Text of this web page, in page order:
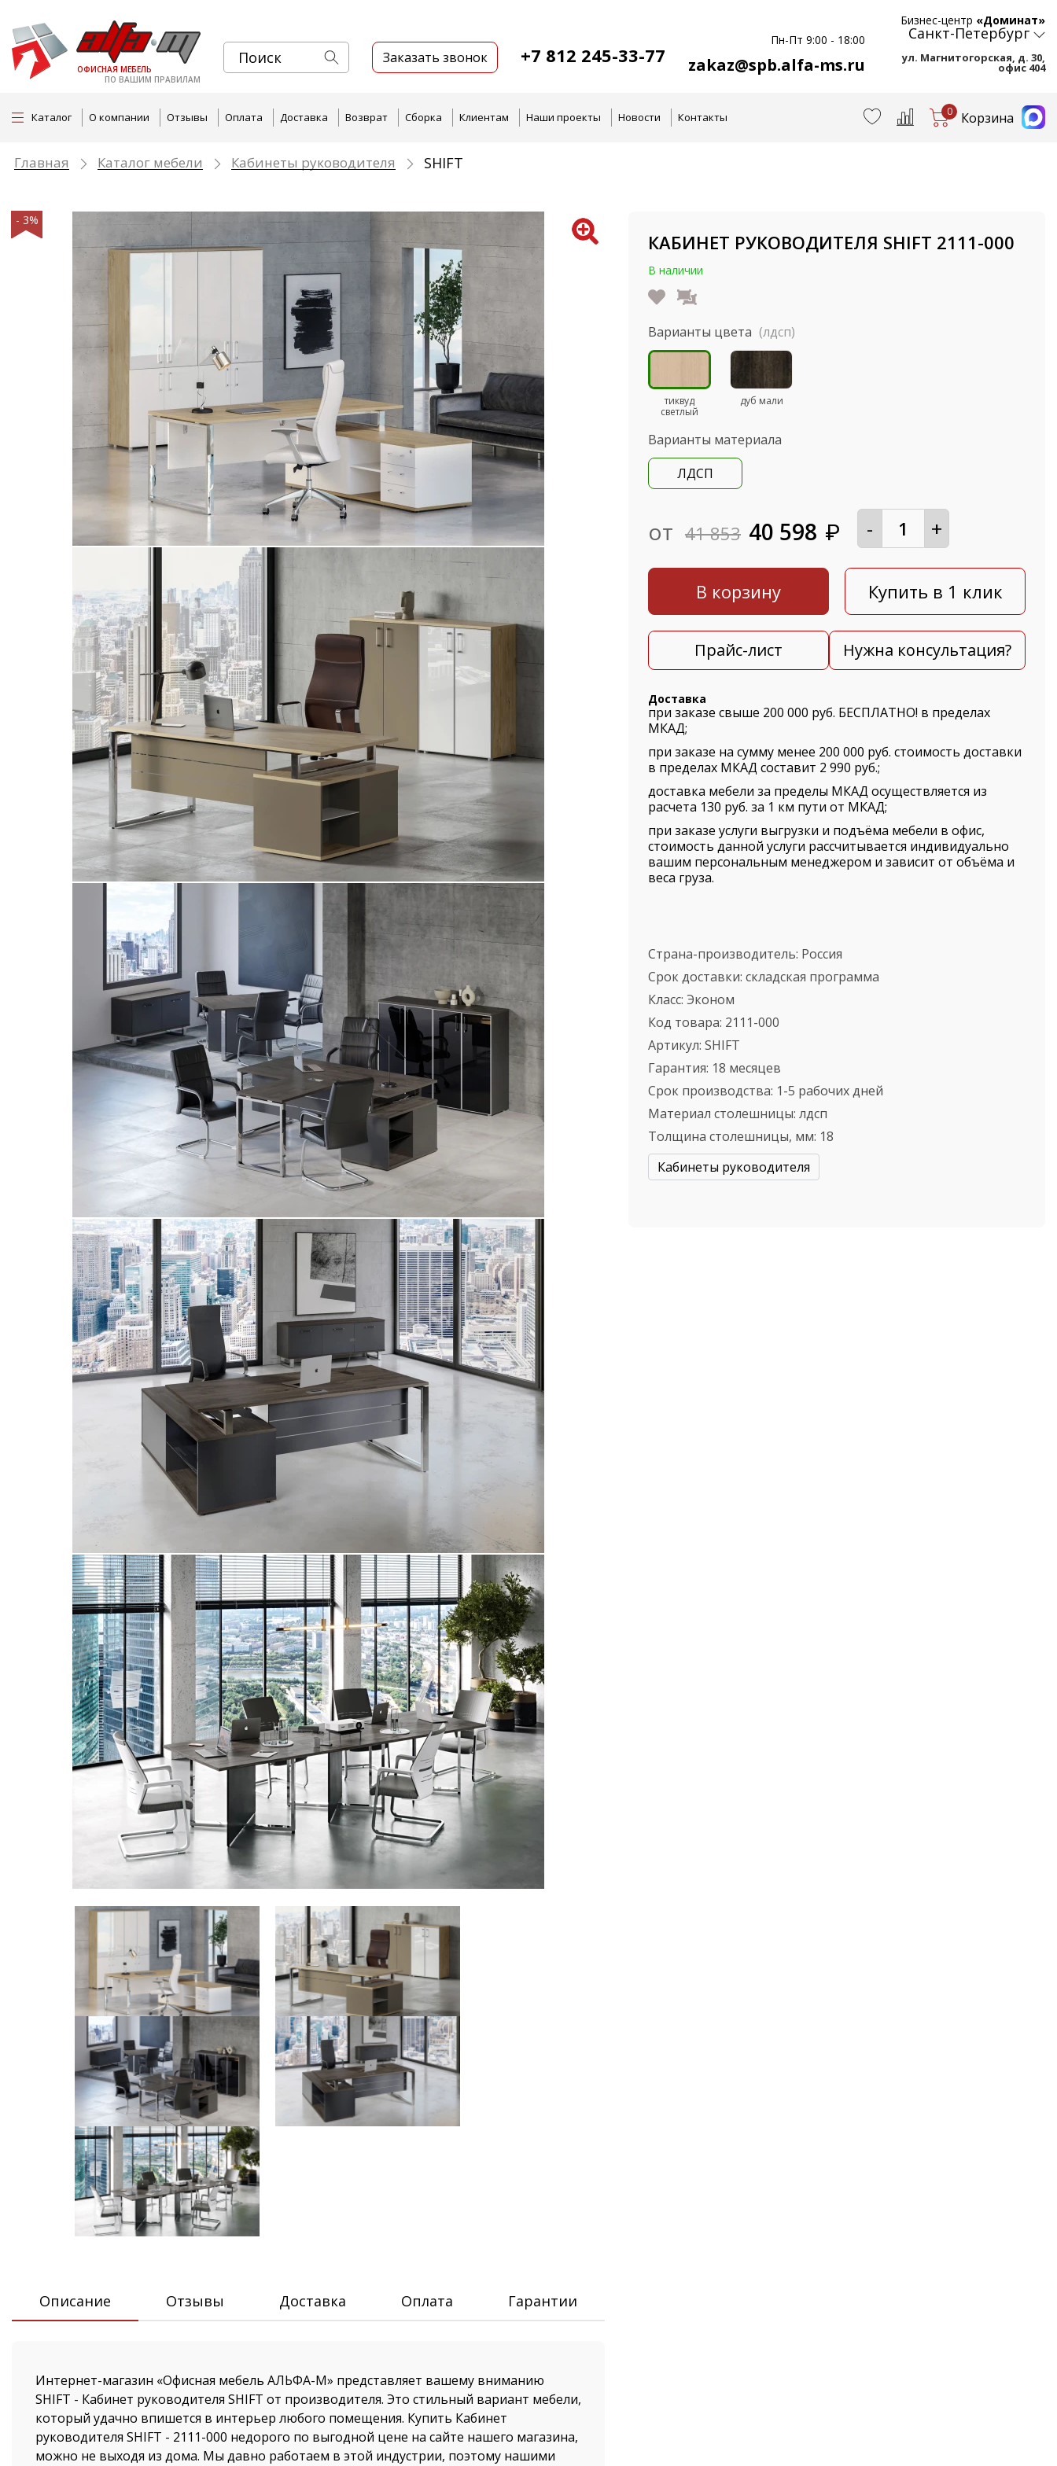
ОФИСНАЯ МЕБЕЛЬ
ПО ВАШИМ ПРАВИЛАМ
Заказать звонок +7 812 245-33-77
Пн-Пт 9:00 - 18:00
zakaz@spb.alfa-ms.ru
Бизнес-центр «Доминат»
Санкт-Петербург
ул. Магнитогорская, д. 30,
офис 404
Каталог О компании Отзывы Оплата Доставка Возврат Сборка Клиентам Наши проекты Новости Контакты 0 Корзина
Главная Каталог мебели Кабинеты руководителя SHIFT
- 3%
Описание Отзывы Доставка Оплата Гарантии
Интернет-магазин «Офисная мебель АЛЬФА-М» представляет вашему вниманию
SHIFT - Кабинет руководителя SHIFT от производителя. Это стильный вариант мебели,
который удачно впишется в интерьер любого помещения. Купить Кабинет
руководителя SHIFT - 2111-000 недорого по выгодной цене на сайте нашего магазина,
можно не выходя из дома. Мы давно работаем в этой индустрии, поэтому нашими
КАБИНЕТ РУКОВОДИТЕЛЯ SHIFT 2111-000
В наличии
Варианты цвета (лдсп)
тиквуд
светлый
дуб мали
Варианты материала
ЛДСП
от 41 853 40 598 ₽ - +
В корзину Купить в 1 клик
Прайс-лист Нужна консультация?
Доставка
при заказе свыше 200 000 руб. БЕСПЛАТНО! в пределах
МКАД;
при заказе на сумму менее 200 000 руб. стоимость доставки
в пределах МКАД составит 2 990 руб.;
доставка мебели за пределы МКАД осуществляется из
расчета 130 руб. за 1 км пути от МКАД;
при заказе услуги выгрузки и подъёма мебели в офис,
стоимость данной услуги рассчитывается индивидуально
вашим персональным менеджером и зависит от объёма и
веса груза.
Страна-производитель: Россия
Срок доставки: складская программа
Класс: Эконом
Код товара: 2111-000
Артикул: SHIFT
Гарантия: 18 месяцев
Срок производства: 1-5 рабочих дней
Материал столешницы: лдсп
Толщина столешницы, мм: 18
Кабинеты руководителя